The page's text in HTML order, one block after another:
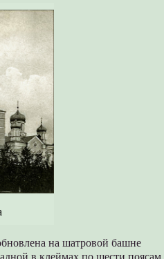
на шатровой башне
в клеймах по шести поясам.